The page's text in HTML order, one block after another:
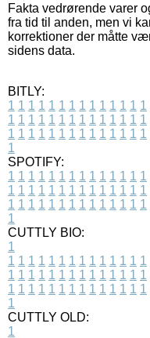
Fakta vedrørende varer
fra tid til anden, men vi
korrektioner der måtte
sidens data.
BITLY:
1 1 1 1 1 1 1 1 1 1 1 1 1 1
1 1 1 1 1 1 1 1 1 1 1 1 1 1
1 1 1 1 1 1 1 1 1 1 1 1 1 1
1
SPOTIFY:
1 1 1 1 1 1 1 1 1 1 1 1 1 1
1 1 1 1 1 1 1 1 1 1 1 1 1 1
1 1 1 1 1 1 1 1 1 1 1 1 1 1
1
CUTTLY BIO:
1
1 1 1 1 1 1 1 1 1 1 1 1 1 1
1 1 1 1 1 1 1 1 1 1 1 1 1 1
1 1 1 1 1 1 1 1 1 1 1 1 1 1
1
CUTTLY OLD:
1